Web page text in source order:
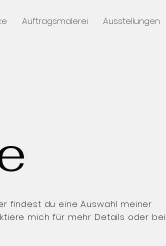
Auftragsmalerei Ausstellungen
findest du eine Auswahl meiner
mich für mehr Details oder bei